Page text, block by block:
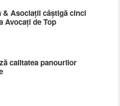
& Asociații câștigă cinci
Avocați de Top
calitatea panourilor